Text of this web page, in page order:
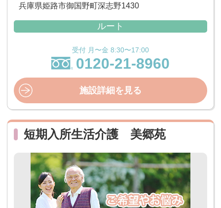
兵庫県姫路市御国野町深志野1430
ルート
受付 月〜金 8:30〜17:00
0120-21-8960
施設詳細を見る
短期入所生活介護 美郷苑